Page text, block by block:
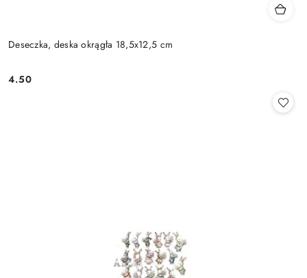
Deseczka, deska okrągła 18,5x12,5 cm
Cena:
4.50